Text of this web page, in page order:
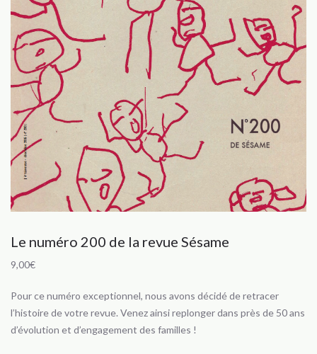
Le numéro 200 de la revue Sésame
9,00€
Pour ce numéro exceptionnel, nous avons décidé de retracer
l’histoire de votre revue. Venez ainsi replonger dans près de 50 ans
d’évolution et d’engagement des familles !